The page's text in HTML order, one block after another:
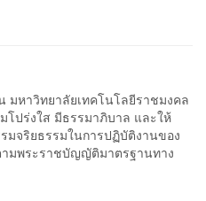
มหาวิทยาลัยเทคโนโลยีราชมงคล
ปร่งใส มีธรรมาภิบาล และให้
จริยธรรมในการปฏิบัติงานของ
มพระราชบัญญัติมาตรฐานทาง